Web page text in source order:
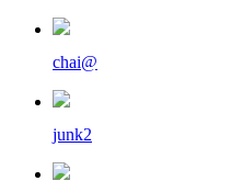
chai@
junk2